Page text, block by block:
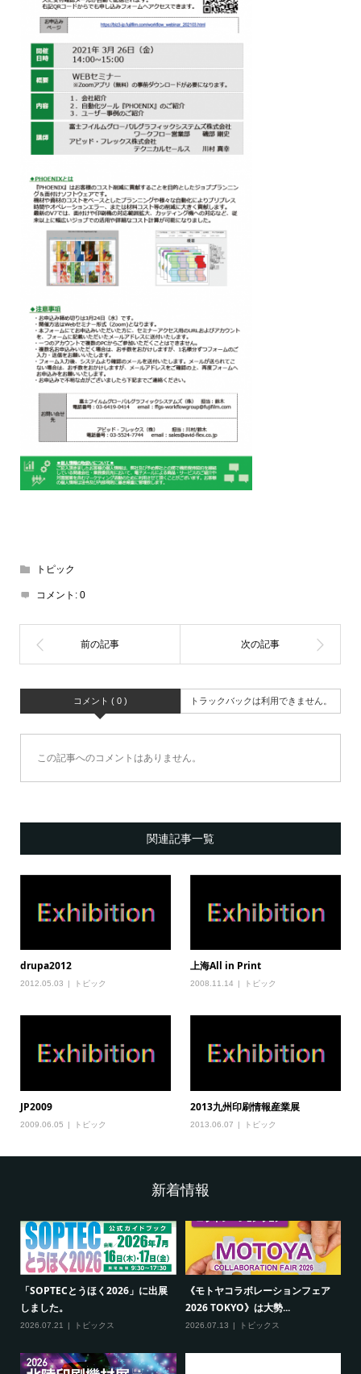
トピック
コメント: 0
コメント ( 0 ) トラックバックは利用できません。
この記事へのコメントはありません。
関連記事一覧
drupa2012
2012.05.03 トピック
上海All in Print
2008.11.14 トピック
JP2009
2009.06.05 トピック
2013九州印刷情報産業展
2013.06.07 トピック
新着情報
「SOPTECとうほく2026」に出展
しました。
2026.07.21 トピックス
《モトヤコラボレーションフェア
2026 TOKYO》は大勢...
2026.07.13 トピックス